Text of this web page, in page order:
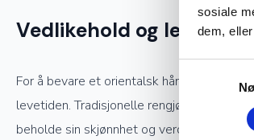
sosiale
dem,
Vedlikehold og levetid
For å bevare et orientalsk håndknyttet
levetiden. Tradisjonelle
beholde sin skjønnhet og verdi.